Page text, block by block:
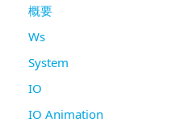
概要
Ws
System
IO
IO Animation